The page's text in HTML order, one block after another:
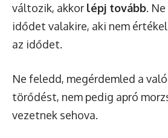
változik, akkor lépj tovább.
idődet valakire, aki nem
az idődet.
Ne feledd, megérdemled a
törődést, nem pedig apró
vezetnek sehova.